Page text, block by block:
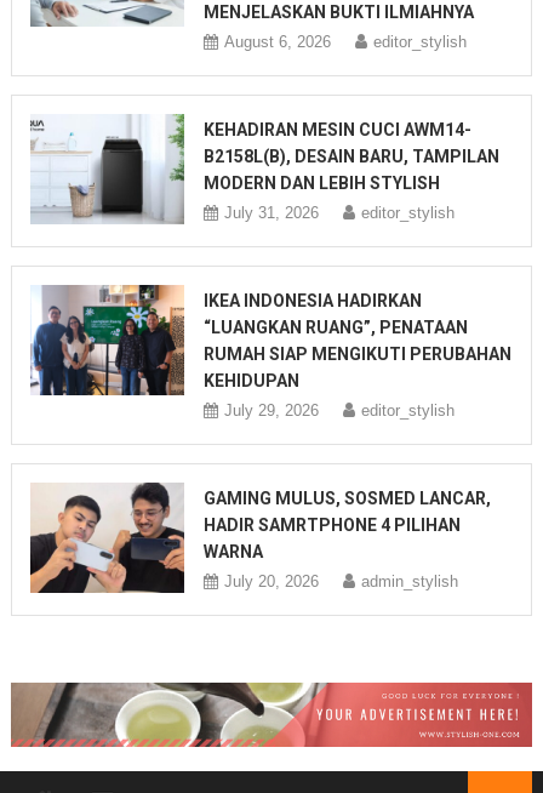
MENJELASKAN BUKTI ILMIAHNYA
August 6, 2026 editor_stylish
KEHADIRAN MESIN CUCI AWM14-
B2158L(B), DESAIN BARU, TAMPILAN
MODERN DAN LEBIH STYLISH
July 31, 2026 editor_stylish
IKEA INDONESIA HADIRKAN
“LUANGKAN RUANG”, PENATAAN
RUMAH SIAP MENGIKUTI PERUBAHAN
KEHIDUPAN
July 29, 2026 editor_stylish
GAMING MULUS, SOSMED LANCAR,
HADIR SAMRTPHONE 4 PILIHAN
WARNA
July 20, 2026 admin_stylish